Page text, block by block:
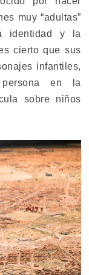
muy “adultas”
identidad y la
cierto que sus
infantiles,
en la
sobre niños